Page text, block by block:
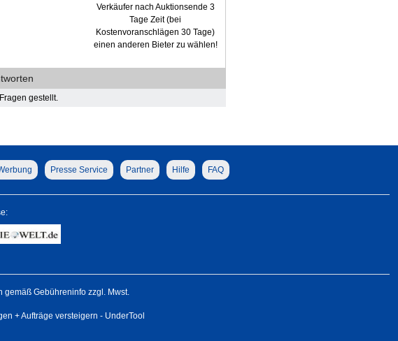
Verkäufer nach Auktionsende 3
Tage Zeit (bei
Kostenvoranschlägen 30 Tage)
einen anderen Bieter zu wählen!
gestellt.
Presse Service Partner Hilfe FAQ
Gebühreninfo zzgl. Mwst.
+ Aufträge versteigern - UnderTool